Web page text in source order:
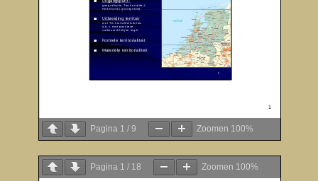
Pagina 1 / 9 Zoomen 100%
Pagina 1 / 18 Zoomen 100%